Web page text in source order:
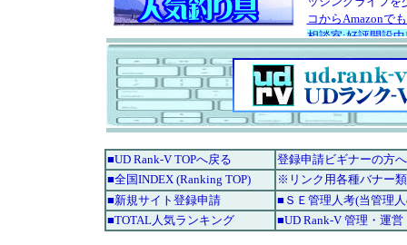
■UD Rank-V TOPへ戻る
登録申請ビギナーの方
■全国INDEX (Ranking TOP)
※リンク用各種バナー類
■新規サイト登録申請
■ＳＥ管理人考(当管理
■TOTAL人気ランキング
■UD Rank-V 管理・運